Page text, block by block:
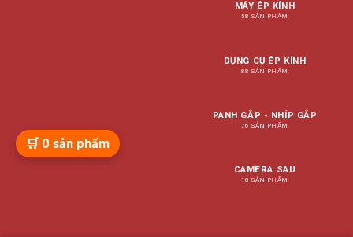
MÁY ÉP KÍNH
58 SẢN PHẨM
DỤNG CỤ ÉP KÍNH
88 SẢN PHẨM
PANH GẮP - NHÍP GẮP
76 SẢN PHẨM
CAMERA SAU
18 SẢN PHẨM
🛒 0 sản phẩm